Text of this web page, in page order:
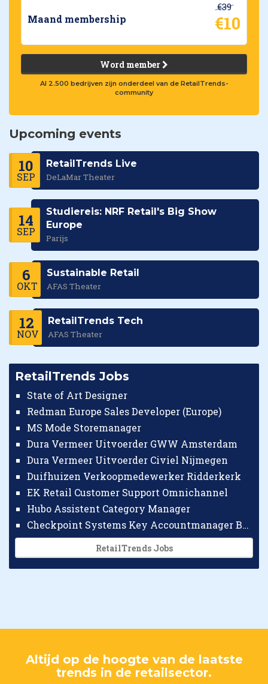
Maand membership
€39
€10
Word member
Al 2.500 bedrijven zijn onderdeel van de RetailTrends-
community
Upcoming events
10
SEP
RetailTrends Live
DeLaMar Theater
14
SEP
Studiereis: NRF Retail's Big Show
Europe
Parijs
6
OKT
Sustainable Retail
AFAS Theater
12
NOV
RetailTrends Tech
AFAS Theater
RetailTrends Jobs
State of Art Designer
Redman Europe Sales Developer (Europe)
MS Mode Storemanager
Dura Vermeer Uitvoerder GWW Amsterdam
Dura Vermeer Uitvoerder Civiel Nijmegen
Duifhuizen Verkoopmedewerker Ridderkerk
EK Retail Customer Support Omnichannel
Hubo Assistent Category Manager
Checkpoint Systems Key Accountmanager Benelux
RetailTrends Jobs
Altijd op de hoogte van de laatste
trends in de retailsector.